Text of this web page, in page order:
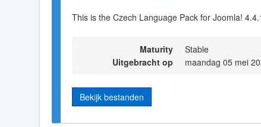
This is the Czech Language Pack for Joomla!
Maturity
Stable
Uitgebracht op
maandag 05 mei
Bekijk bestanden